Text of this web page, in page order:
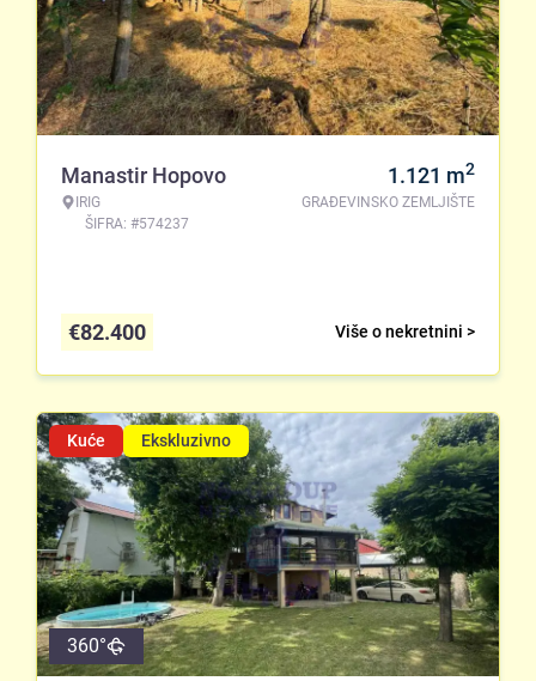
Manastir Hopovo
IRIG
ŠIFRA: #574237
1.121 m2
GRAĐEVINSKO ZEMLJIŠTE
Više o nekretnini >
€82.400
Kuće Ekskluzivno
360°